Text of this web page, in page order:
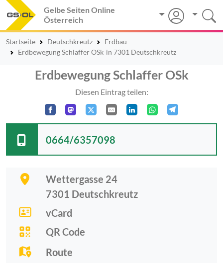
Gelbe Seiten Online
Österreich
Startseite Deutschkreutz
Erdbau
Erdbewegung Schlaffer OSk in 7301 Deutschkreutz
Erdbewegung Schlaffer OSk
Diesen Eintrag teilen:
Wettergasse 24
7301 Deutschkreutz
vCard
QR Code
Route
0664/6357098